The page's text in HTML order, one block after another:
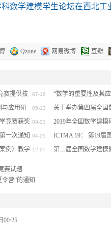
科数学建模学生论坛在西北工
Qzone 网易微博 豆瓣
07-16
赛提供技
“数学的重要性及其
05-13
与应用研
关于举办第四届全国
竞赛的通知(0)
08-23
竞赛获奖
2019年全国数学建
04-25
一次通知
ICTMA 19： 第19届
（香港，2019年7月
12-25
例）教学
第二届全国数学建模
赛试题
营”的通知
00:25